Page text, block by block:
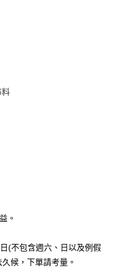
華泰商業銀行
遠東國際商業銀行
台中商業銀行
兆豐國際商業銀行
戶可立即使用無須另外申請。
後會自動跳轉到大哥付的交易
料
。
(不包含週六、日以及例假
候，下單請考量。